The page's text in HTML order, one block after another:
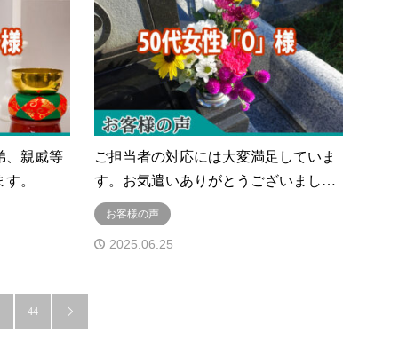
、親戚等
。
ご担当者の対応には大変満足していま
す。お気遣いありがとうございまし…
お客様の声
2025.06.25
44 